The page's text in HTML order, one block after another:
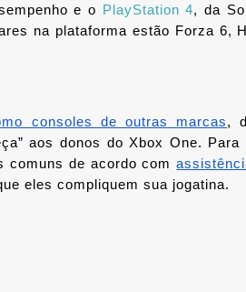
e o PlayStation 4, da
na plataforma estão Forza 6,
consoles de outras marcas,
aos donos do Xbox One.
comuns de acordo com
eles compliquem sua jogatina.